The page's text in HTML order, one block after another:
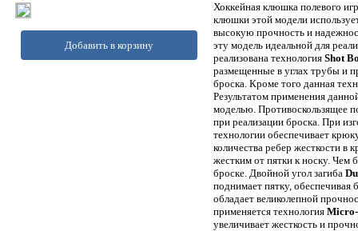
Добавить в корзину
Хоккейная клюшка полевого
клюшки этой модели
высокую прочность и
эту модель идеальной для
реализована технология Shot
размещенные в углах трубы и
броска. Кроме того данная
Результатом применения
моделью. Противоскользящее
при реализации броска. При
технологии обеспечивает
количества ребер жесткости в
жестким от пятки к носку. Чем
броске. Двойной угол загиба
поднимает пятку,
обладает великолепной
применяется технология
увеличивает жесткость и